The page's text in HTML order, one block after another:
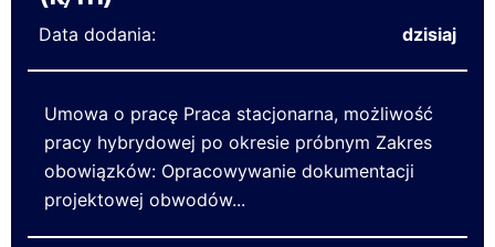
Data dodania: dzisiaj
Umowa o pracę Praca stacjonarna, możliwość
pracy hybrydowej po okresie próbnym Zakres
obowiązków: Opracowywanie dokumentacji
projektowej obwodów...